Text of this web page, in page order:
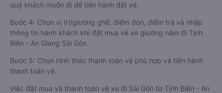
quý khách muốn đi để tiến hành đặt vé.
Bước 4: Chọn vị trí/giường ghế, điểm đón, điểm trả và nhập
thông tin hành khách khi đặt mua vé xe giường nằm đi Tịnh
Biên - An Giang Sài Gòn
Bước 5: Chọn hình thức thanh toán vé phù hợp và tiến hành
thanh toán vé.
Việc đặt mua và thanh toán vé xe đi Sài Gòn từ Tịnh Biên - An